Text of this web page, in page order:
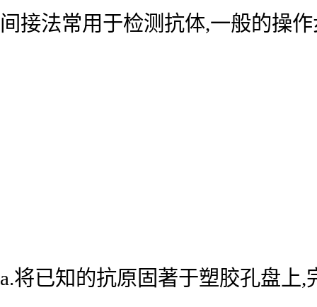
间接法常用于检测抗体,一般的操
a.将已知的抗原固著于塑胶孔盘上